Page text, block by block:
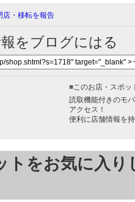
店・移転を報告
をブログにはる
■このお店・スポッ
読取機能付きのモ
アクセス！
便利に店舗情報を
トをお気に入